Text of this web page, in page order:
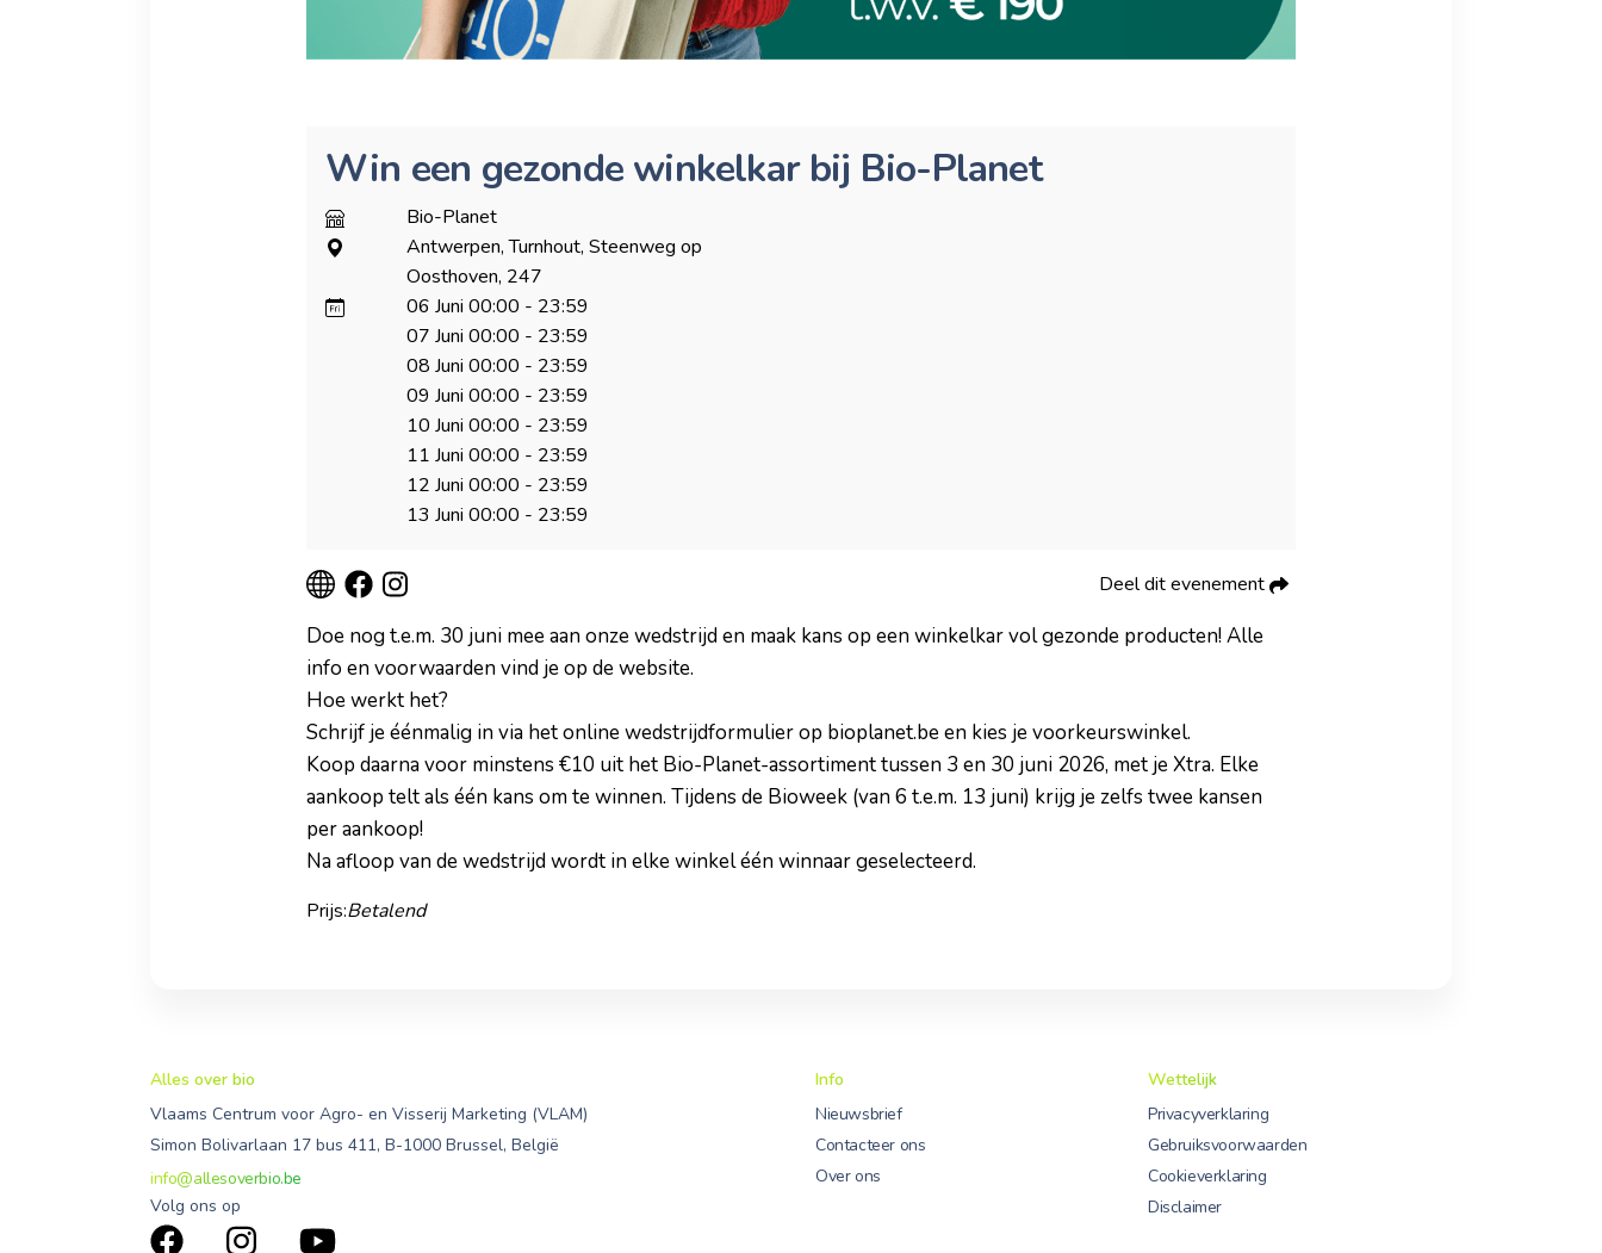
Win een gezonde winkelkar bij Bio-Planet
Bio-Planet
Antwerpen, Turnhout, Steenweg op
Oosthoven, 247
06 Juni 00:00 - 23:59
07 Juni 00:00 - 23:59
08 Juni 00:00 - 23:59
09 Juni 00:00 - 23:59
10 Juni 00:00 - 23:59
11 Juni 00:00 - 23:59
12 Juni 00:00 - 23:59
13 Juni 00:00 - 23:59
Deel dit evenement
Doe nog t.e.m. 30 juni mee aan onze wedstrijd en maak kans op een winkelkar vol gezonde producten! Alle
info en voorwaarden vind je op de website.
Hoe werkt het?
Schrijf je éénmalig in via het online wedstrijdformulier op bioplanet.be en kies je voorkeurswinkel.
Koop daarna voor minstens €10 uit het Bio-Planet-assortiment tussen 3 en 30 juni 2026, met je Xtra. Elke
aankoop telt als één kans om te winnen. Tijdens de Bioweek (van 6 t.e.m. 13 juni) krijg je zelfs twee kansen
per aankoop!
Na afloop van de wedstrijd wordt in elke winkel één winnaar geselecteerd.
Prijs:Betalend
Alles over bio
Vlaams Centrum voor Agro- en Visserij Marketing (VLAM)
Simon Bolivarlaan 17 bus 411, B-1000 Brussel, België
info@allesoverbio.be
Volg ons op
Info
Nieuwsbrief
Contacteer ons
Over ons
Wettelijk
Privacyverklaring
Gebruiksvoorwaarden
Cookieverklaring
Disclaimer